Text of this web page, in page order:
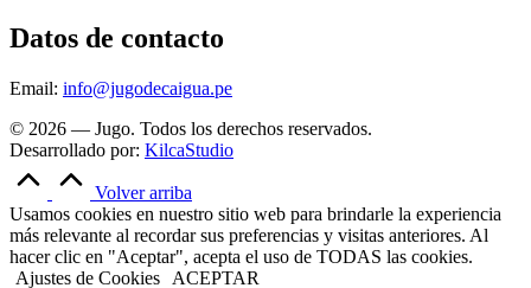
Datos de contacto
Email: info@jugodecaigua.pe
© 2026 — Jugo. Todos los derechos reservados.
Desarrollado por: KilcaStudio
Volver arriba
Usamos cookies en nuestro sitio web para brindarle la experiencia
más relevante al recordar sus preferencias y visitas anteriores. Al
hacer clic en "Aceptar", acepta el uso de TODAS las cookies.
Ajustes de Cookies
ACEPTAR